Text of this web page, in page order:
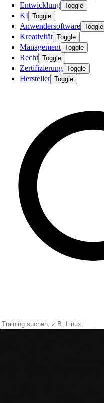
Entwicklung Toggle
KI Toggle
Anwendersoftware Toggle
Kreativität Toggle
Management Toggle
Recht Toggle
Zertifizierung Toggle
Hersteller Toggle